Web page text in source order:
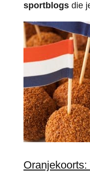
sportblogs die